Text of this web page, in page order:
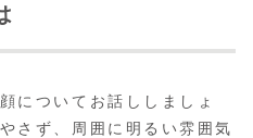
についてお話ししましょ
さず、周囲に明るい雰囲気